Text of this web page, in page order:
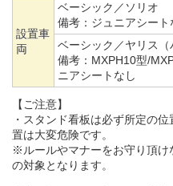
設置車
両
ベーシック／ソリオ
備考： ジュニアシート
ベーシック／ヤリス（
備考： MXPH10型/
ニアシートなし
【ご注意】
・スタンド看板は必ず所定の
置は大変危険です。
※ルールやマナーをお守り頂け
の対象となります。